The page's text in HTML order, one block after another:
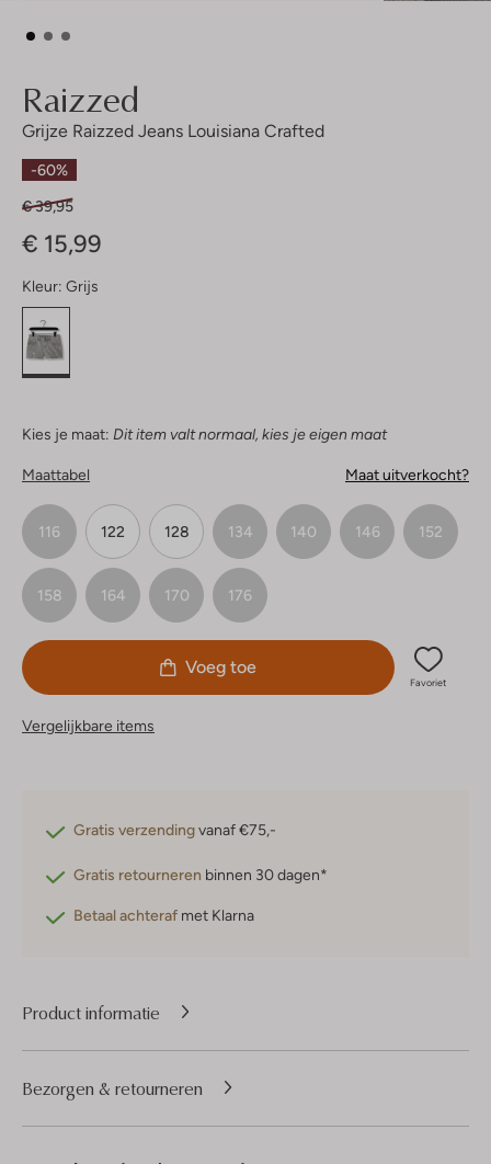
Raizzed
Grijze Raizzed Jeans Louisiana Crafted
-60%
€ 39,95
€ 15,99
Kleur: Grijs
Kies je maat: Dit item valt normaal, kies je eigen maat
Maattabel Maat uitverkocht?
116 122 128 134 140 146 152
158 164 170 176
Voeg toe
Favoriet
Vergelijkbare items
Gratis verzendingvanaf €75,-
Gratis retourneren binnen 30 dagen*
Betaal achteraf met Klarna
Product informatie
Bezorgen & retourneren